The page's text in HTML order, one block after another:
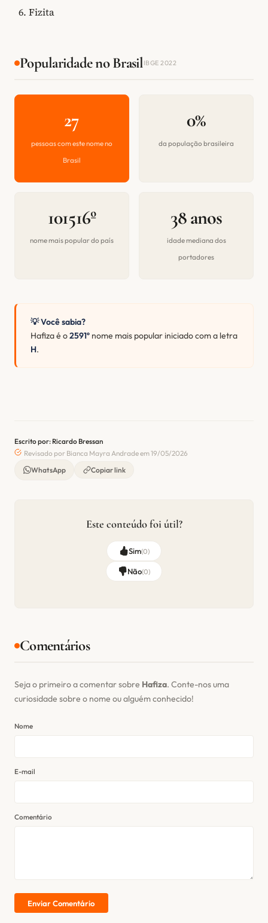
Fizita
Popularidade no BrasilIBGE 2022
27
pessoas com este nome no
Brasil
0%
da população brasileira
101516º
nome mais popular do país
38 anos
idade mediana dos
portadores
💡 Você sabia?
Hafiza é o2591º nome mais popular iniciado com a letra
H.
Escrito por: Ricardo Bressan
Revisado por Bianca Mayra Andrade em 19/05/2026
WhatsApp
Copiar link
Este conteúdo foi útil?
Sim(0)
Não(0)
Comentários
Seja o primeiro a comentar sobre Hafiza. Conte-nos uma
curiosidade sobre o nome ou alguém conhecido!
Nome
E-mail
Comentário
Enviar Comentário